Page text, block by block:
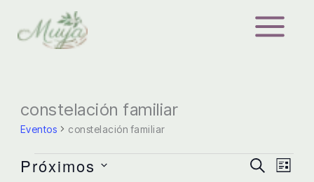
contenido
constelación familiar
Eventos constelación familiar
Eventos
Navegación
BUSCAR
LISTA
Próximos